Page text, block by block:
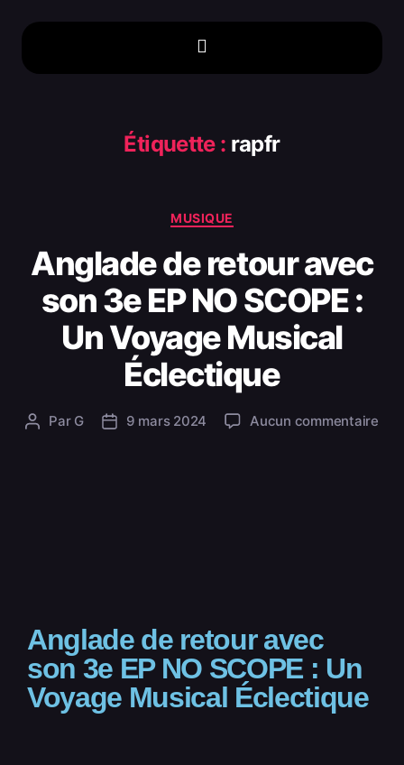
Étiquette : rapfr
MUSIQUE
Anglade de retour avec
son 3e EP NO SCOPE :
Un Voyage Musical
Éclectique
Par G 9 mars 2024 Aucun commentaire
Anglade de retour avec
son 3e EP NO SCOPE : Un
Voyage Musical Éclectique